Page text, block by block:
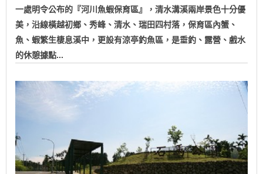
一處明令公布的『河川魚蝦保育區』，清水溝溪兩岸景色十分優
美，沿線橫越初鄉、秀峰、清水、瑞田四村落，保育區內蟹、
魚、蝦繁生棲息溪中，更設有涼亭釣魚區，是垂釣、露營、戲水
的休憩據點...